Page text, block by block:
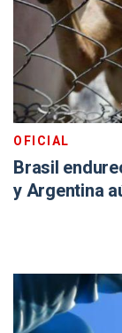
OFICIAL
Brasil
y Argentina